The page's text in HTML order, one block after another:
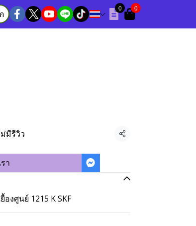
0 0
มีรีวิว
แชร์
า
งศูนย์ 1215 K SKF